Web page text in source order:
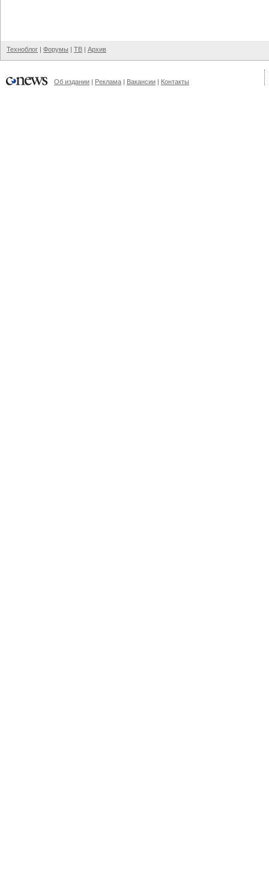
Техноблог | Форумы | ТВ | Архив
Об издании | Реклама | Вакансии | Контакты